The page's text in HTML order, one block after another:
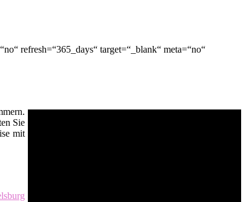
refresh=“365_days“ target=“_blank“ meta=“no“
Sie
mit